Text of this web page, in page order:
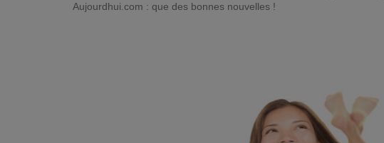
Aujourdhui.com : que des bonnes nouvelles !